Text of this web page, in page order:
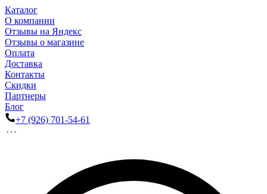
Каталог
О компании
Отзывы на Яндекс
Отзывы о магазине
Оплата
Доставка
Контакты
Скидки
Партнеры
Блог
+7 (926) 701-54-61